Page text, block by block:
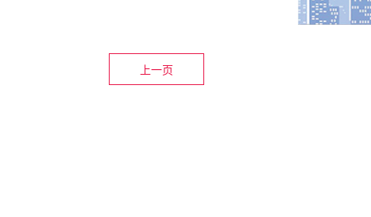
上一页